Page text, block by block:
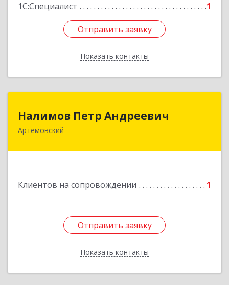
1С:Специалист
1
Отправить заявку
Показать контакты
Отправить заявку
Назад
Налимов Петр Андреевич
Артемовский
Клиентов на сопровождении 1
Отправить заявку
Показать контакты
623780, Свердловская обл, Артемовский г,
Отправить заявку
Назад